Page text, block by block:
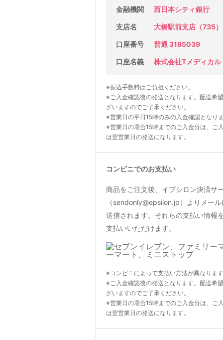
金融機関 西日本シティ銀行
支店名 大橋駅前支店（735）
口座番号 普通 3185039
口座名義 株式会社Tメディカ
※振込手数料はご負担ください。
※ご入金確認後の発送となります。配送希
ざいますのでご了承ください。
※営業日の平日15時のみの入金確認となり
※営業日の場合15時までのご入金分は、ご
は翌営業日の発送になります。
コンビニでのお支払い
商品をご注文後、イプシロン決済サ
（sendonly@epsilon.jp）よりメー
送信されます。それらの支払い情報
支払いいただけます。
※コンビニによって支払い方法が異なりま
※ご入金確認後の発送となります。配送希
ざいますのでご了承ください。
※営業日の場合15時までのご入金分は、ご
は翌営業日の発送になります。